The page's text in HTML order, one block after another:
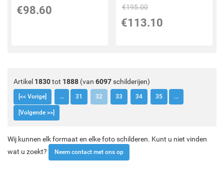
€98.60 €195.00
€113.10
Artikel 1830tot 1888 (van 6097schilderijen)
[<< Vorige] ... 31 32 33 34 35 ...
[Volgende >>]
Wij kunnen elk formaat en elke foto schilderen. Kunt u niet vinden
wat u zoekt?
Neem contact met ons op